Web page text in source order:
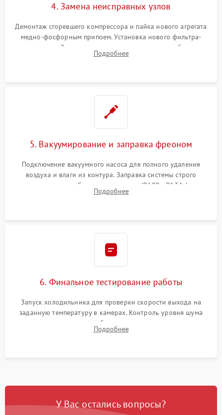
4. Замена неисправных узлов
Демонтаж сгоревшего компрессора и пайка нового агрегата
медно-фосфорным припоем. Установка нового фильтра-
осушителя. Замена изношенных вентиляторов обдува,
сломанных заслонок или поврежденных дверных петель.
Подробнее
5. Вакуумирование и заправка фреоном
Подключение вакуумного насоса для полного удаления
воздуха и влаги из контура. Заправка системы строго
дозированным объемом хладагента (R600a, R134a) по
электронным весам. Контроль рабочего давления в системе.
Подробнее
6. Финальное тестирование работы
Запуск холодильника для проверки скорости выхода на
заданную температуру в камерах. Контроль уровня шума
компрессора, отсутствия обмерзания стенок и корректного
срабатывания системы автоматической оттайки.
Подробнее
У Вас остались вопросы?